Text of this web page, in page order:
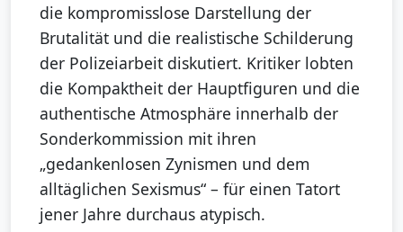
die kompromisslose Darstellung der
Brutalität und die realistische Schilderung
der Polizeiarbeit diskutiert. Kritiker lobten
die Kompaktheit der Hauptfiguren und die
authentische Atmosphäre innerhalb der
Sonderkommission mit ihren
„gedankenlosen Zynismen und dem
alltäglichen Sexismus“ – für einen Tatort
jener Jahre durchaus atypisch.